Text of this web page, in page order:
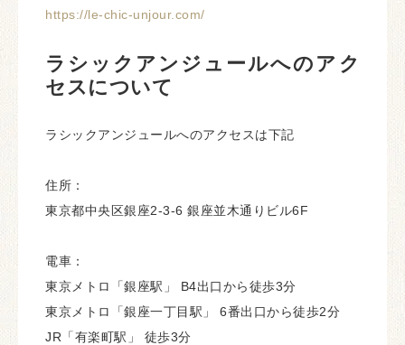
https://le-chic-unjour.com/
ラシックアンジュールへのアク
セスについて
ラシックアンジュールへのアクセスは下記
住所：
東京都中央区銀座2-3-6 銀座並木通りビル6F
電車：
東京メトロ「銀座駅」 B4出口から徒歩3分
東京メトロ「銀座一丁目駅」 6番出口から徒歩2分
JR「有楽町駅」 徒歩3分